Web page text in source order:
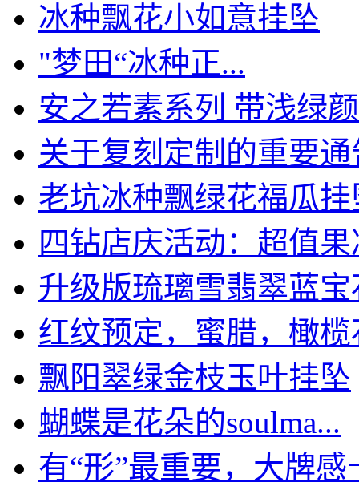
冰种飘花小如意挂坠
"梦田“冰种正...
安之若素系列 带浅绿
关于复刻定制的重要通
老坑冰种飘绿花福瓜挂
四钻店庆活动：超值果
升级版琉璃雪翡翠蓝宝
红纹预定，蜜腊，橄榄
飘阳翠绿金枝玉叶挂坠
蝴蝶是花朵的soulma...
有“形”最重要，大牌感